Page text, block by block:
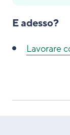
E adesso?
Lavorare